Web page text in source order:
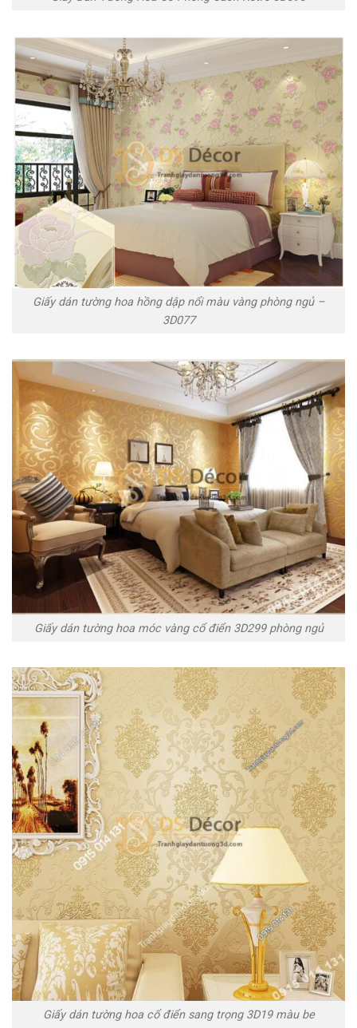
Giấy dán tường hoa hồng dập nổi màu vàng phòng ngủ –
3D077
Giấy dán tường hoa móc vàng cổ điển 3D299 phòng ngủ
Giấy dán tường hoa cổ điển sang trọng 3D19 màu be